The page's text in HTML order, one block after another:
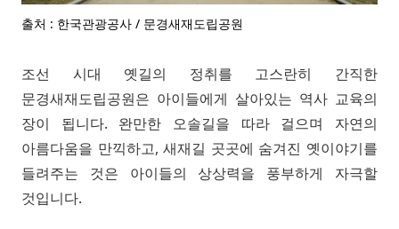
출처 : 한국관광공사 / 문경새재도립공원
조선 시대 옛길의 정취를 고스란히 간직한
문경새재도립공원은 아이들에게 살아있는 역사 교육의
장이 됩니다. 완만한 오솔길을 따라 걸으며 자연의
아름다움을 만끽하고, 새재길 곳곳에 숨겨진 옛이야기를
들려주는 것은 아이들의 상상력을 풍부하게 자극할
것입니다.